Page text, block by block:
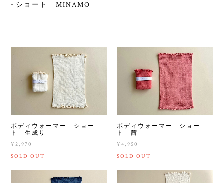
ショート MINAMO
ボディウォーマー ショー
ト 生成り
¥2,970
SOLD OUT
ボディウォーマー ショー
ト 茜
¥4,950
SOLD OUT